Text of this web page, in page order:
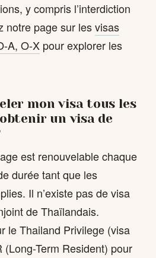
y compris l’interdiction
notre page sur lesvisas
A, O-X pour explorer les
mon visa tous les
un visa de
est renouvelable chaque
durée tant que les
Il n’existe pas de visa
de Thaïlandais.
le Thailand Privilege (visa
(Long-Term Resident) pour